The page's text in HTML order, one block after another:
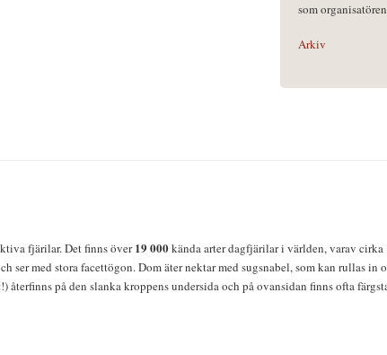
som
Arkiv
fjärilar. Det finns över19 000kända arter dagfjärilar i världen, varav cirka
ser med stora facettögon. Dom äter nektar med sugsnabel, som kan rullas in
på den slanka kroppens undersida och på ovansidan finns ofta